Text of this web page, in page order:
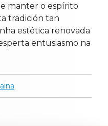
manter o espírito
tradición tan
estética renovada
entusiasmo na